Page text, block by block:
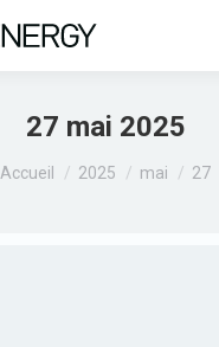
27 mai 2025
Vous êtes ici :
Accueil 2025 mai 27